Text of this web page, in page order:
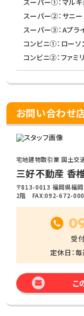
スーパー①：マル
スーパー②：サニ
スーパー③：Aプ
コンビニ①：ロー
コンビニ②：ファ
お問い合わせ
宅地建物取引業 国土交
三好不動産 香
〒813-0013 福岡県福
2階 FAX:092-672-
受
定休日：
こ